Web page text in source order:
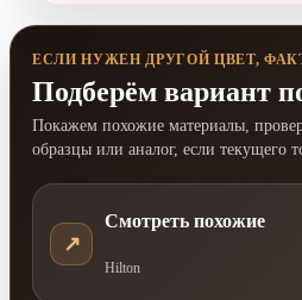
ЕСЛИ НУЖЕН ДРУГОЙ ЦВЕТ,
Подберём вариант
Покажем похожие материалы,
образцы или аналог, если текущего
↗
Смотреть похожие
Hilton